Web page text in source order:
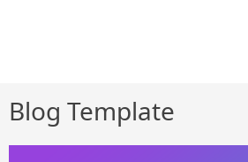
Blog Template